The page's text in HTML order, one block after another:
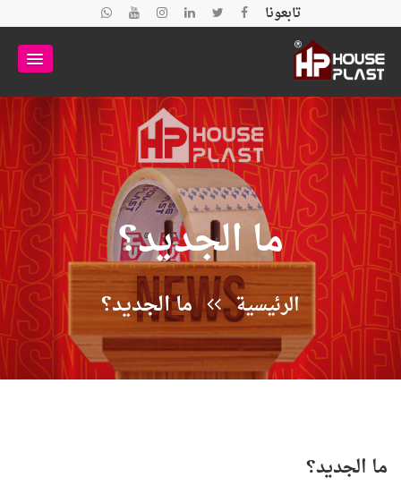
تابعونا
ما الجديد؟
الرئيسية ما الجديد؟
ما الجديد؟